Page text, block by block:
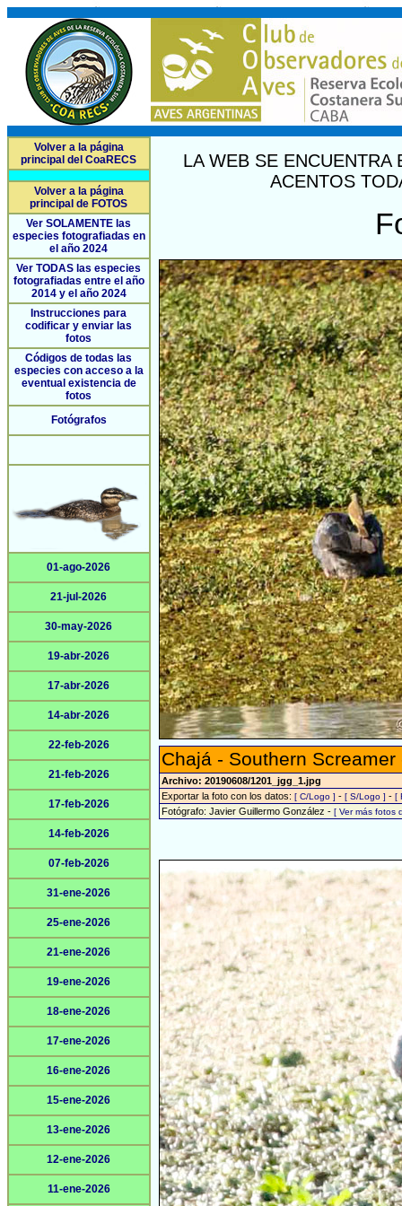
Volver a la página
principal del CoaRECS
Volver a la página
principal de FOTOS
Ver SOLAMENTE las
especies fotografiadas en
el año 2024
Ver TODAS las especies
fotografiadas entre el año
2014 y el año 2024
Instrucciones para
codificar y enviar las
fotos
Códigos de todas las
especies con acceso a la
eventual existencia de
fotos
Fotógrafos
01-ago-2026
21-jul-2026
30-may-2026
19-abr-2026
17-abr-2026
14-abr-2026
22-feb-2026
21-feb-2026
17-feb-2026
14-feb-2026
07-feb-2026
31-ene-2026
25-ene-2026
21-ene-2026
19-ene-2026
18-ene-2026
17-ene-2026
16-ene-2026
15-ene-2026
13-ene-2026
12-ene-2026
11-ene-2026
LA WEB SE
ACENTOS
Chajá - Southern
Archivo: 20190608/1201_jgg_1.jpg
Exportar la foto con los datos: [ C/Logo ] - [ S/Logo ] - [
Fotógrafo: Javier Guillermo González - [ Ver más fotos